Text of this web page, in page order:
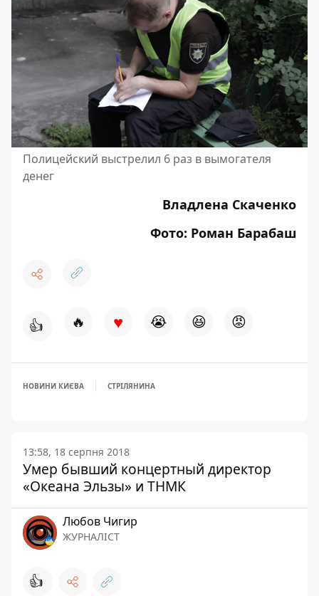
Полицейский выстрелил 6 раз в вымогателя
денег
Владлена Скаченко
Фото: Роман Барабаш
👍 🔥 ♥ 😭 😆 😡
НОВИНИ КИЄВА СТРІЛЯНИНА
13:58, 18 серпня 2018
Умер бывший концертный директор
«Океана Эльзы» и ТНМК
Любов Чигир
ЖУРНАЛІСТ
👍